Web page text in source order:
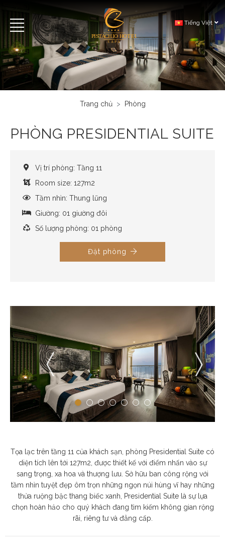
Tiếng Việt
Trang chủ Phòng
PHÒNG PRESIDENTIAL SUITE
Vị trí phòng: Tầng 11
Room size: 127m2
Tầm nhìn: Thung lũng
Giường: 01 giường đôi
Số lượng phòng: 01 phòng
Đặt phòng
Tọa lạc trên tầng 11 của khách sạn, phòng Presidential Suite có
diện tích lên tới 127m2, được thiết kế với điểm nhấn vào sự
sang trọng, xa hoa và thượng lưu. Sở hữu ban công rộng với
tầm nhìn tuyệt đẹp ôm trọn những ngọn núi hùng vĩ hay những
thửa ruộng bậc thang biếc xanh, Presidential Suite là sự lựa
chọn hoàn hảo cho quý khách đang tìm kiếm không gian rộng
rãi, riêng tư và đẳng cấp.